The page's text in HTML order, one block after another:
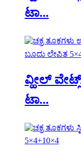
ಟಾ...
ವ್ಹೀಲ್
ಟಾ...